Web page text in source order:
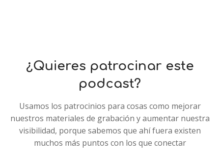
¿Quieres patrocinar este
podcast?
Usamos los patrocinios para cosas como mejorar
nuestros materiales de grabación y aumentar nuestra
visibilidad, porque sabemos que ahí fuera existen
muchos más puntos con los que conectar